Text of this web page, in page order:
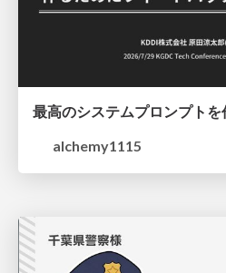
alchemy1115